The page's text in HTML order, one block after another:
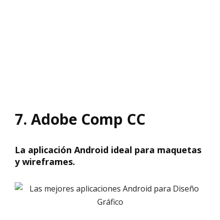
7. Adobe Comp CC
La aplicación Android ideal para maquetas
y wireframes.